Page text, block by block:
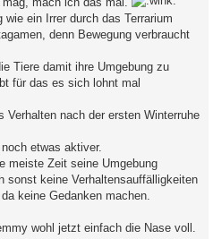
ein Irrer durch das Terrarium
denn Bewegung verbraucht
Tiere damit ihre Umgebung zu
für das es sich lohnt mal
Verhalten nach der ersten Winterruhe
etwas aktiver.
meiste Zeit seine Umgebung
sonst keine Verhaltensauffälligkeiten
keine Gedanken machen.
wohl jetzt einfach die Nase voll.